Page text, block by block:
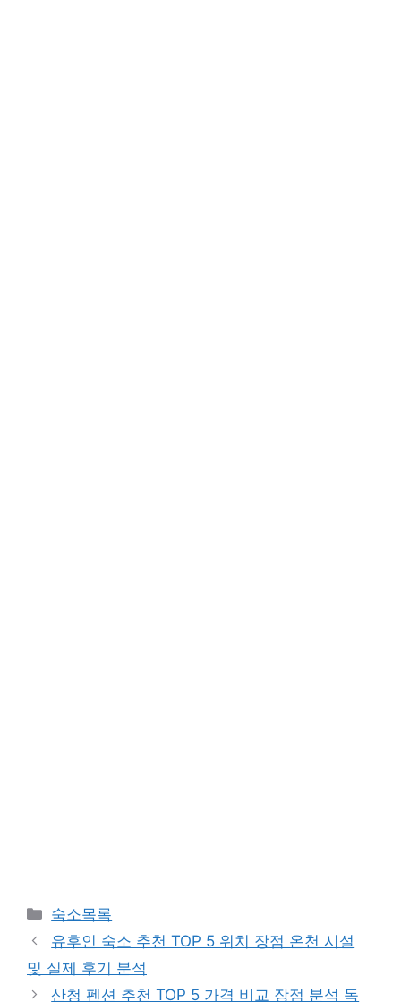
카
테
고
리
숙소목록
유후인 숙소 추천 TOP 5 위치 장점 온천 시설
및 실제 후기 분석
산청 펜션 추천 TOP 5 가격 비교 장점 분석 독